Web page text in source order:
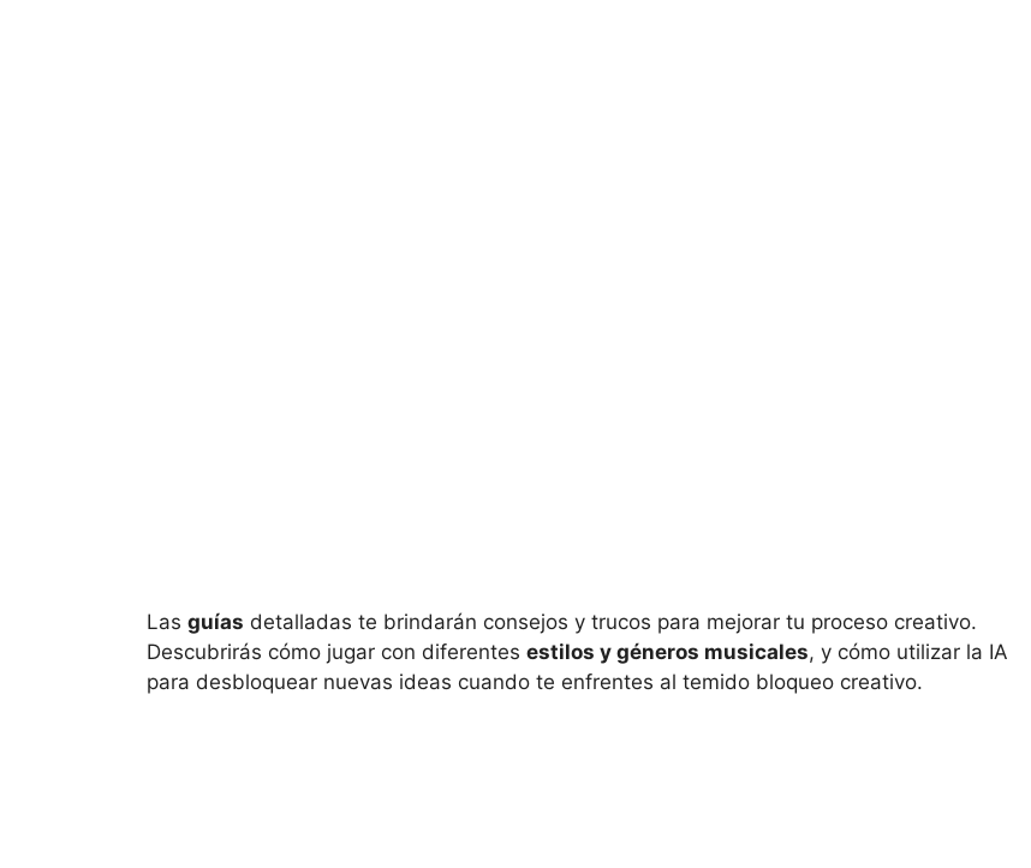
Las guías detalladas te brindarán consejos y trucos para mejorar tu proceso creativo.
Descubrirás cómo jugar con diferentes estilos y géneros musicales, y cómo utilizar la IA
para desbloquear nuevas ideas cuando te enfrentes al temido bloqueo creativo.